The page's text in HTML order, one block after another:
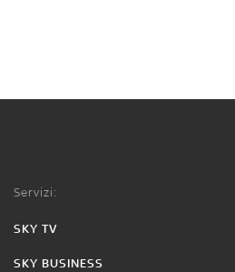
Servizi:
SKY TV
SKY BUSINESS